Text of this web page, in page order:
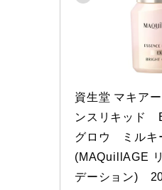
資生堂 マキア
ンスリキッド　
グロウ　ミル
(MAQuillAGE
デーション)　